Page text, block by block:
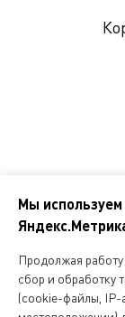
соцсетях
Мы
Продолжая
сбор и обработку
(cookie-файлы, IP-